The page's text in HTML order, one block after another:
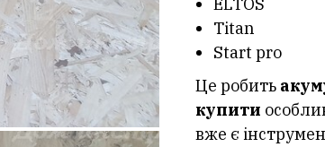
ELTOS
Titan
Start pro
Це робить
купити
вже є